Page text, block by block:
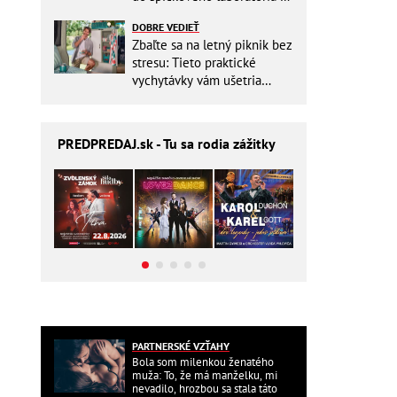
DOBRE VEDIEŤ
Zbaľte sa na letný piknik bez
stresu: Tieto praktické
vychytávky vám ušetria
PREDPREDAJ.sk - Tu sa rodia zážitky
PARTNERSKÉ VZŤAHY
Bola som milenkou ženatého
muža: To, že má manželku, mi
nevadilo, hrozbou sa stala táto